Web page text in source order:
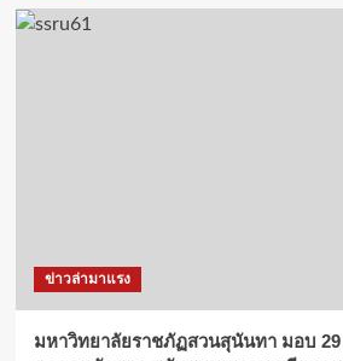
ข่าวล่ามาแรง
มหาวิทยาลัยราชภัฏสวนสุนันทา มอบ